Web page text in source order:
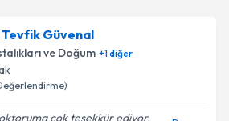
e-posta ile bilgilendireceğiz.
Güvenal
ve Doğum +1diğer
çok teşekkür ediyor.